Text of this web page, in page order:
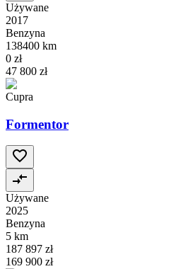
Używane
2017
Benzyna
138400 km
0 zł
47 800 zł
Cupra
Formentor
Używane
2025
Benzyna
5 km
187 897 zł
169 900 zł